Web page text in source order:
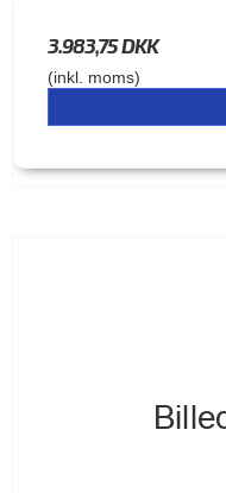
3.983,75 DKK
(inkl. moms)